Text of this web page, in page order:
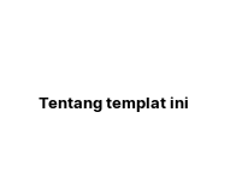
Tentang templat ini